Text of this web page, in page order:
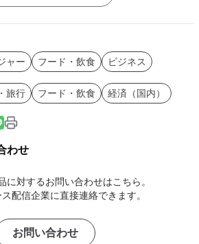
ャー フード・飲食 ビジネス
旅行 フード・飲食 経済（国内）
わせ
に対するお問い合わせはこちら。
配信企業に直接連絡できます。
お問い合わせ